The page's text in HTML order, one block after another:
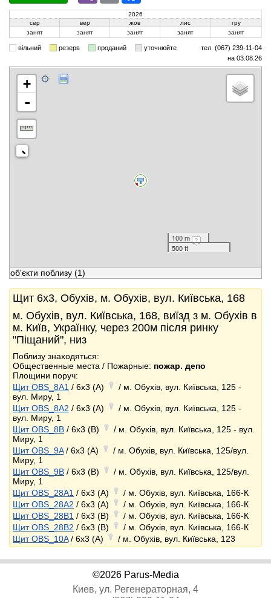
2026
сер
вер жов лис
гру
занят
занят занят занят занят
вільний резерв проданий уточнюйте
тел. (067) 239-11-04
на 03.08.26
+
-
100 m
500 ft
об'єкти поблизу (1)
Щит 6x3, Обухів, м. Обухів, вул. Київська, 168
м. Обухів, вул. Київська, 168, виїзд з м. Обухів в
м. Київ, Українку, через 200м після ринку
"Піщаний", низ
Поблизу знаходяться:
Общественные места / Пожарные: пожар. депо
Площини поруч:
Щит OBS_8A1 / 6x3 (A)
/ м. Обухів, вул. Київська, 125 -
вул. Миру, 1
Щит OBS_8A2 / 6x3 (A)
/ м. Обухів, вул. Київська, 125 -
вул. Миру, 1
Щит OBS_8B / 6x3 (B)
/ м. Обухів, вул. Київська, 125 - вул.
Миру, 1
Щит OBS_9A/ 6x3 (A)
/ м. Обухів, вул. Київська, 125/вул.
Миру, 1
Щит OBS_9B / 6x3 (B)
/ м. Обухів, вул. Київська, 125/вул.
Миру, 1
Щит OBS_28A1 / 6x3 (A)
/ м. Обухів, вул. Київська, 166-К
Щит OBS_28A2 / 6x3 (A)
/ м. Обухів, вул. Київська, 166-К
Щит OBS_28B1 / 6x3 (B)
/ м. Обухів, вул. Київська, 166-К
Щит OBS_28B2 / 6x3 (B)
/ м. Обухів, вул. Київська, 166-К
Щит OBS_10A/ 6x3 (A) / м. Обухів, вул. Київська, 123
©2026 Parus-Media
Киев, ул. Регенераторная, 4